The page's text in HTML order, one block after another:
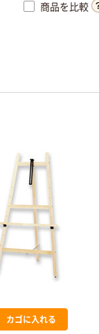
商品を比較
カゴに入れる